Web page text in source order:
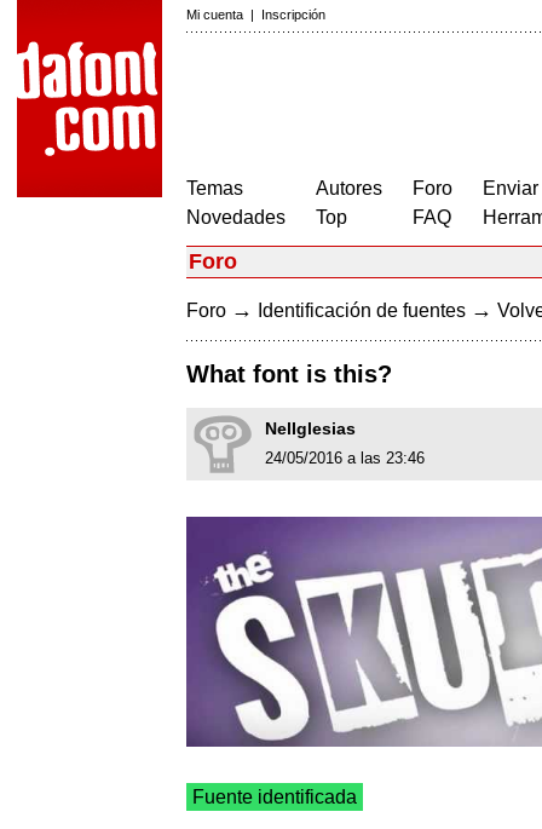
Mi cuenta | Inscripción
Temas
Novedades
Autores
Top
Foro
FAQ
Foro
Foro → Identificación de fuentes →
What font is this?
NelIglesias
24/05/2016 a las 23:46
Fuente identificada